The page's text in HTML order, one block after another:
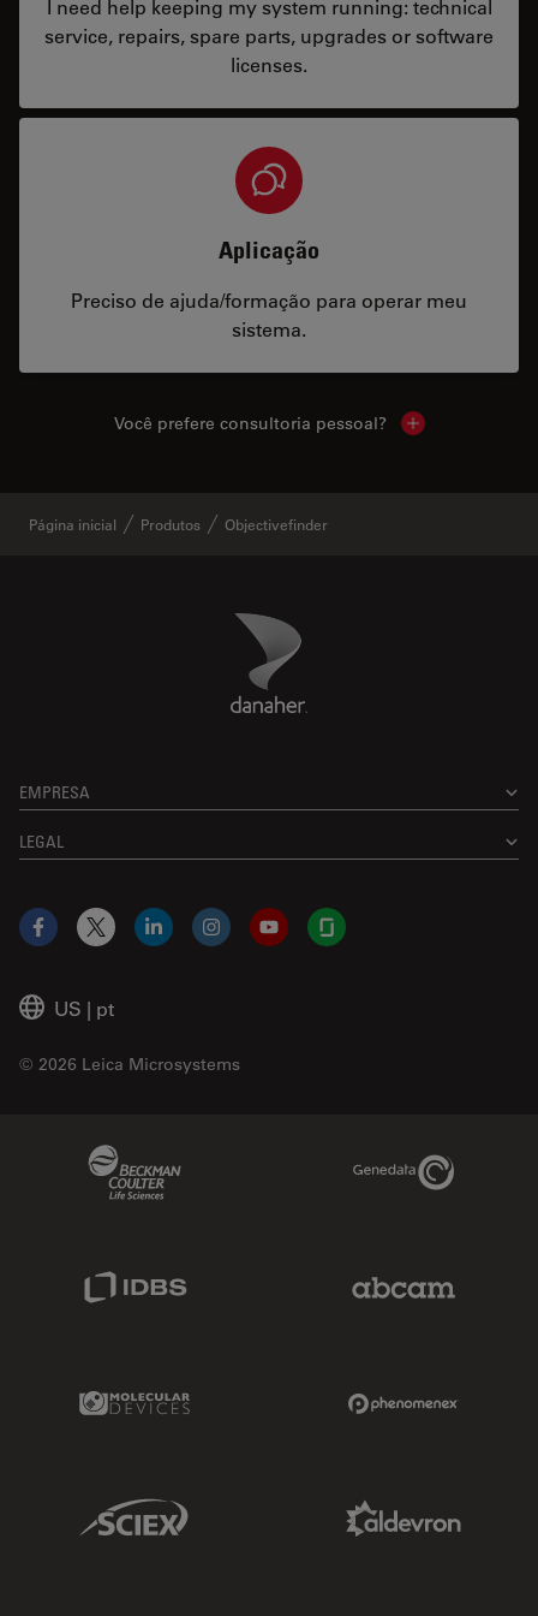
I need help keeping my system running: technical
service, repairs, spare parts, upgrades or software
licenses.
Aplicação
Preciso de ajuda/formação para operar meu
sistema.
Você prefere consultoria pessoal? Show local
Página inicial Produtos Objectivefinder
Danaher Logo
EMPRESA
LEGAL
US | pt
© 2026 Leica Microsystems
Facebook
X LinkedInInstagramYouTubeGlassdoor
Genedata Link
Molecular Devices Link
Sciex Link